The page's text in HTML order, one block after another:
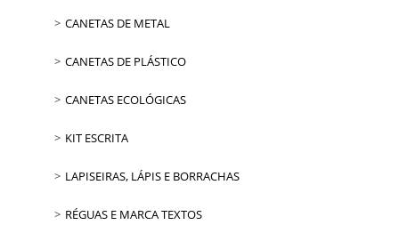
CANETAS DE METAL
CANETAS DE PLÁSTICO
CANETAS ECOLÓGICAS
KIT ESCRITA
LAPISEIRAS, LÁPIS E BORRACHAS
RÉGUAS E MARCA TEXTOS